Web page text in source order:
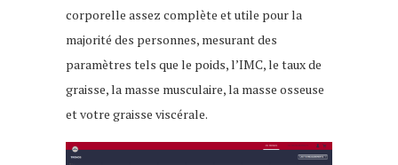
corporelle assez complète et utile pour la
majorité des personnes, mesurant des
paramètres tels que le poids, l’IMC, le taux de
graisse, la masse musculaire, la masse osseuse
et votre graisse viscérale.